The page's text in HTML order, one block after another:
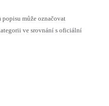
může označovat
ve srovnání s oficiální